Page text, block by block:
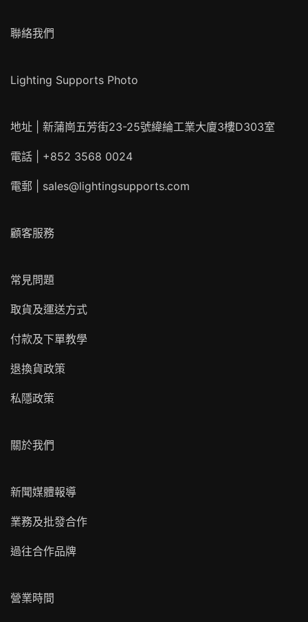
聯絡我們
Lighting Supports Photo
地址 | 新蒲崗五芳街23-25號緯綸工業大廈3樓D303室
電話 | +852 3568 0024
電郵 | sales@lightingsupports.com
顧客服務
常見問題
取貨及運送方式
付款及下單教學
退換貨政策
私隱政策
關於我們
新聞媒體報導
業務及批發合作
過往合作品牌
營業時間